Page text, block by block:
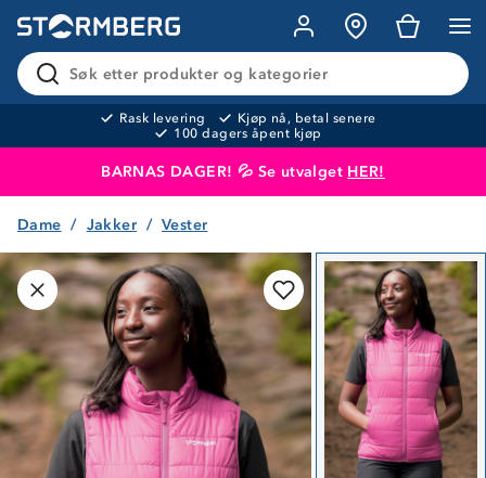
Søk etter produkter og kategorier
Rask levering
Kjøp nå, betal senere
100 dagers åpent kjøp
BARNAS DAGER! 💦 Se utvalget HER!
Produktet er lagt i handlekurven
Dame Jakker Vester